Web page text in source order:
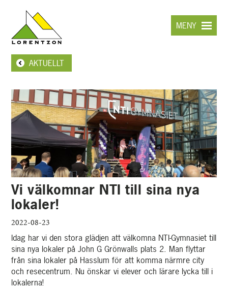
huvudinnehållet
MENY
AKTUELLT
Vi välkomnar NTI till sina nya
lokaler!
2022-08-23
Idag har vi den stora glädjen att välkomna NTI-Gymnasiet till
sina nya lokaler på John G Grönwalls plats 2. Man flyttar
från sina lokaler på Hasslum för att komma närmre city
och resecentrum. Nu önskar vi elever och lärare lycka till i
lokalerna!